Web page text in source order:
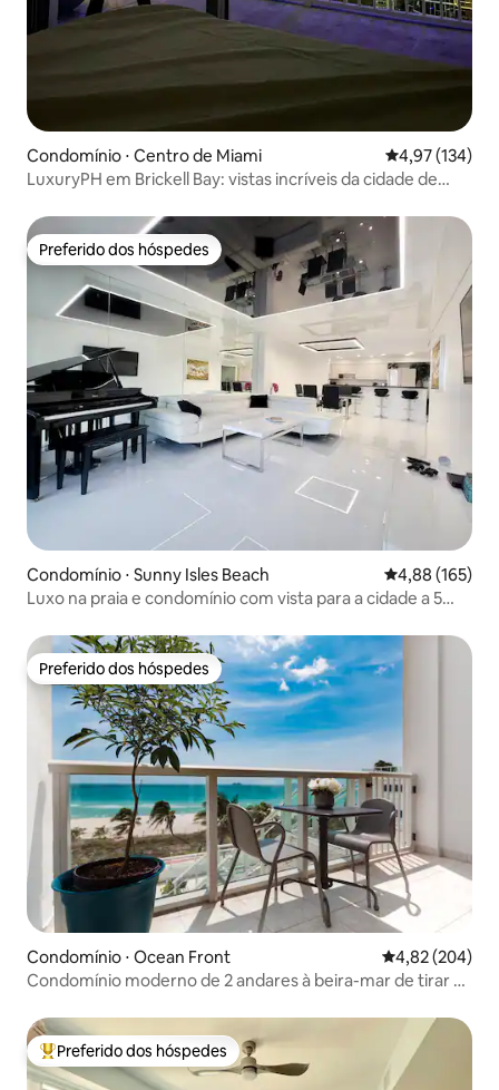
Condomínio ⋅ Centro de Miami 4,97 de uma
4,97 (134)
LuxuryPH em Brickell Bay: vistas incríveis da cidade de
Preferido dos hóspedes
Preferido dos hóspedes
Condomínio ⋅ Sunny Isles Beach 4,88 de uma
4,88 (165)
Luxo na praia e condomínio com vista para a cidade a 5
Preferido dos hóspedes
Preferido dos hóspedes
Condomínio ⋅ Ocean Front 4,82 de uma
4,82 (204)
Condomínio moderno de 2 andares à beira-mar de tirar o
Entre os melhores preferidos dos hóspedes
Preferido dos hóspedes